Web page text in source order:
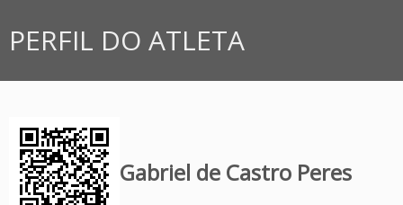
PERFIL DO ATLETA
Gabriel de Castro Peres